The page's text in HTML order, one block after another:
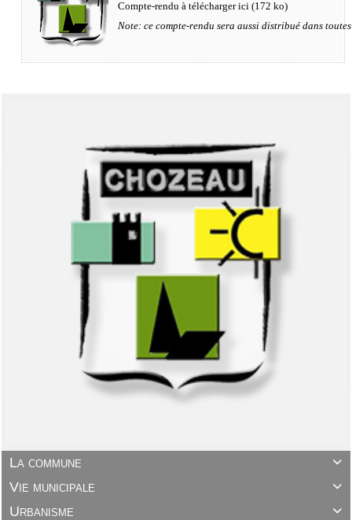

La commune

Vie municipale

Urbanisme
Compte-rendu à télécharger ici (172 ko)
Note: ce compte-rendu sera aussi distribué dans